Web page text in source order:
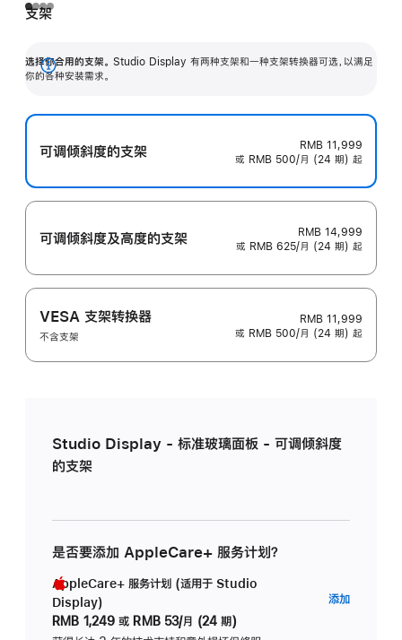
支架
选择你合用的支架。 Studio Display 有两种支架和一种支架转换器可选，以满足
你的各种安装需求。
展
可调倾斜度的支架
RMB 11,999
或 RMB 500/月 (24 期) 起
可调倾斜度及高‍度的支‍架
RMB 14,999
或 RMB 625/月 (24 期) 起
VESA 支架转换器
不含支架
RMB 11,999
或 RMB 500/月 (24 期) 起
Studio Display - 标准玻璃面板 - 可调倾斜度
的支架
是否要添加 AppleCare+ 服务计划？
AppleCare+ 服务计划 (适用于 Studio
Display)
RMB 1,249 或 RMB 53/月 (24 期)
添加